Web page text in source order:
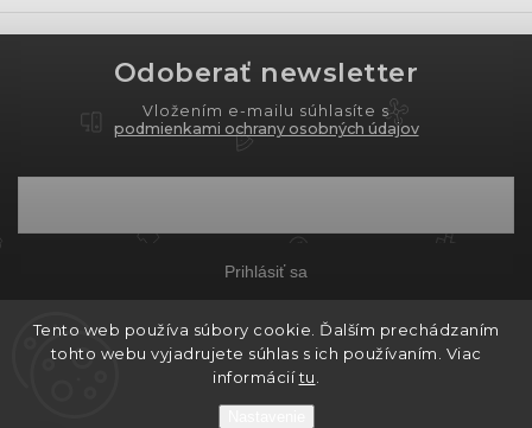
Tento web používa súbory cookie. Ďalším prechádzaním
tohto webu vyjadrujete súhlas s ich používaním. Viac
informáciítu
Odoberať newsletter
Vložením e-mailu súhlasíte s
podmienkami ochrany osobných údajov
Prihlásiť sa
Copyright 2026PROXIMA.store